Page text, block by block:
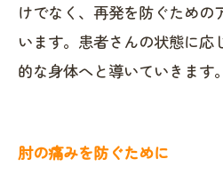
けでなく、再発を防ぐための
います。患者さんの状態に応
的な身体へと導いていきます。
肘の痛みを防ぐために